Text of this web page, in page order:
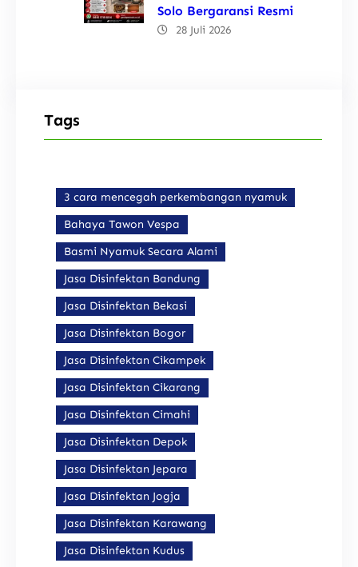
Solo Bergaransi Resmi
28 Juli 2026
Tags
3 cara mencegah perkembangan nyamuk
Bahaya Tawon Vespa
Basmi Nyamuk Secara Alami
Jasa Disinfektan Bandung
Jasa Disinfektan Bekasi
Jasa Disinfektan Bogor
Jasa Disinfektan Cikampek
Jasa Disinfektan Cikarang
Jasa Disinfektan Cimahi
Jasa Disinfektan Depok
Jasa Disinfektan Jepara
Jasa Disinfektan Jogja
Jasa Disinfektan Karawang
Jasa Disinfektan Kudus